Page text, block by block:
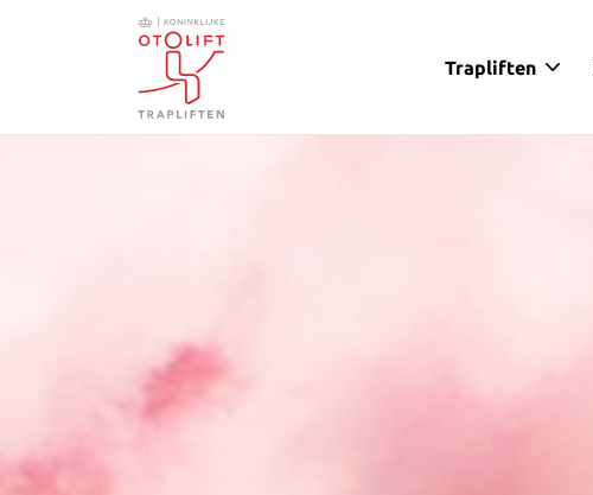
Otolift Trapliften
Trapliften